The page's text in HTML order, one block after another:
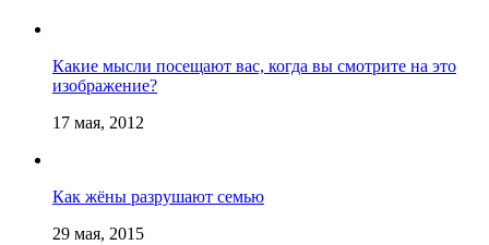
Какие мысли посещают вас, когда вы смотрите на это
изображение?
17 мая, 2012
Как жёны разрушают семью
29 мая, 2015